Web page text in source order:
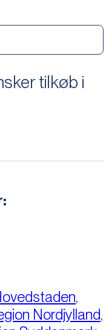
tilkøb i
,
Nordjylland,